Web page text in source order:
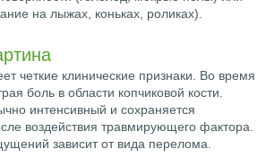
на лыжах, коньках, роликах).
четкие клинические признаки. Во время
боль в области копчиковой кости.
интенсивный и сохраняется
воздействия травмирующего фактора.
зависит от вида перелома.